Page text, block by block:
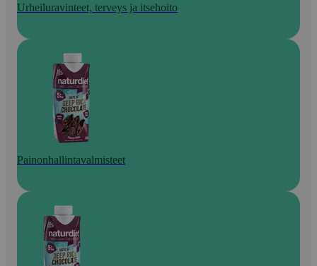
Urheiluravinteet, terveys ja itsehoito
Painonhallintavalmisteet